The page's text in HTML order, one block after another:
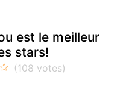
est le meilleur
stars!